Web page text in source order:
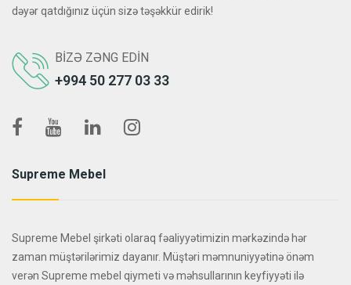
dəyər qatdığınız üçün sizə təşəkkür edirik!
BIZƏ ZƏNG EDIN
+994 50 277 03 33
Supreme Mebel
Supreme Mebel şirkəti olaraq fəaliyyətimizin mərkəzində hər
zaman müştərilərimiz dayanır. Müştəri məmnuniyyətinə önəm
verən Supreme mebel qiymeti və məhsullarının keyfiyyəti ilə